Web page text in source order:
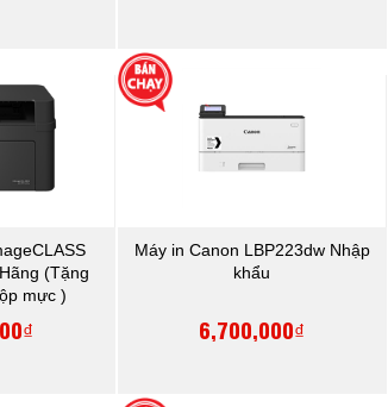
(Tặng
mực )
Máy in Canon LBP223dw Nhập
khẩu
6,700,000₫